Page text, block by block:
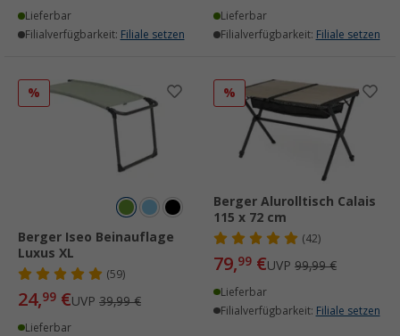
Lieferbar
Filialverfügbarkeit: Filiale setzen
Lieferbar
Filialverfügbarkeit: Filiale setzen
%
Berger Iseo Beinauflage
Luxus XL
(59)
24,99 €UVP 39,99 €
Lieferbar
%
Berger Alurolltisch Calais
115 x 72 cm
(42)
79,99 €UVP 99,99 €
Lieferbar
Filialverfügbarkeit: Filiale setzen